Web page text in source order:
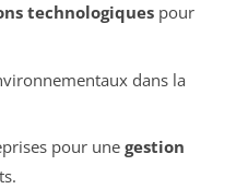
technologiquespour
dans la
pour une gestion